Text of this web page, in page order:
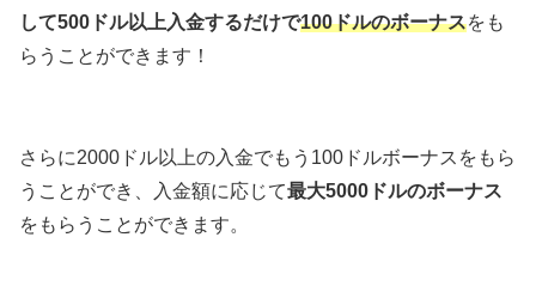
して500ドル以上入金するだけで100ドルのボーナスをも
らうことができます！
さらに2000ドル以上の入金でもう100ドルボーナスをもら
うことができ、入金額に応じて最大5000ドルのボーナス
をもらうことができます。